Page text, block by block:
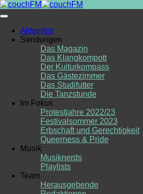
Skip
to
Aktuelles
Sendungen
Das Magazin
Das Klangkompott
Der Kulturkompass
Das Gästezimmer
Das Studifutter
Die Tanzstunde
Im Fokus
Protestjahre 2022/23
Festivalsommer 2023
Erbschaft und Gerechtigkeit
Queerness & Pride
Musik
Musiknerds
Playlists
Team
Herausgebende